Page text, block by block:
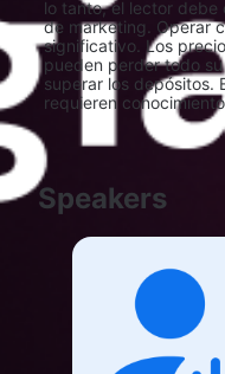
lo tanto, el lector debe
de marketing. Operar
significativo. Los
pueden perder todo
superar los depósitos.
requieren
Speakers